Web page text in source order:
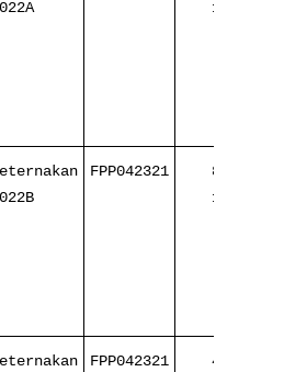
16
FPP042321
8/
16
FPP042321
4/